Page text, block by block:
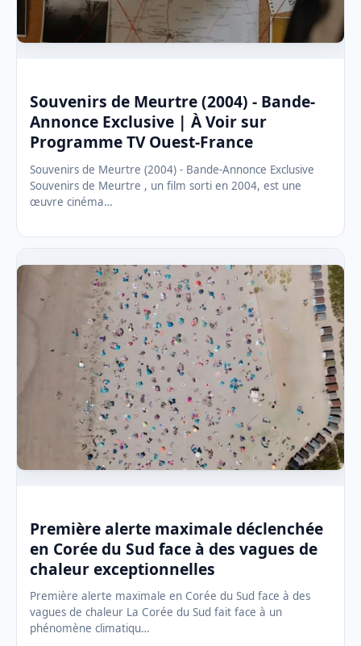
Souvenirs de Meurtre (2004) - Bande-
Annonce Exclusive | À Voir sur
Programme TV Ouest-France
Souvenirs de Meurtre (2004) - Bande-Annonce Exclusive
Souvenirs de Meurtre , un film sorti en 2004, est une
œuvre cinéma…
Première alerte maximale déclenchée
en Corée du Sud face à des vagues de
chaleur exceptionnelles
Première alerte maximale en Corée du Sud face à des
vagues de chaleur La Corée du Sud fait face à un
phénomène climatiqu…